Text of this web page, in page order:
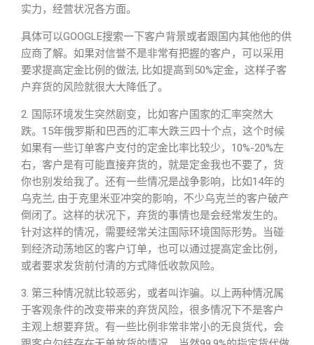
实力，经营状况各方面。
具体可以GOOGLE搜索一下客户背景或者跟国内其他他的供
应商了解。如果对信誉不是非常有把握的客户，可以采用
要求提高定金比例的做法, 比如提高到50%定金，这样子客
户弃货的风险就很大大降低了。
2. 国际环境发生突然剧变，比如客户国家的汇率突然大
跌。15年俄罗斯和巴西的汇率大跌三四十个点，这个时候
如果有一些订单客户支付的定金比率比较少，10%-20%左
右，客户是有可能直接弃货的，就是定金我也不要了，货
你也别发给我了。还有一些情况是战争影响，比如14年的
乌克兰, 由于克里米亚冲突的影响，不少乌克兰的客户破产
倒闭了。这样的状况下，弃货的事情也是会经常发生的。
针对这样的情况，需要经常关注国际环境国际形势。当碰
到经济动荡地区的客户订单，也可以通过提高定金比例，
或者要求发货前付清的方式降低收款风险。
3. 第三种情况就比较恶劣，或者叫诈骗。以上两种情况属
于客观条件的改变带来的弃货风险，很多情况下不是客户
主观上想要弃货。有一些比例非常非常小的无良货代，会